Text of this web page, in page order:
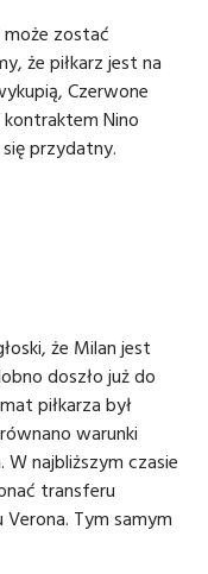
zostać
że piłkarz jest na
Czerwone
Nino
przydatny.
że Milan jest
doszło już do
piłkarza był
warunki
najbliższym czasie
transferu
Tym samym